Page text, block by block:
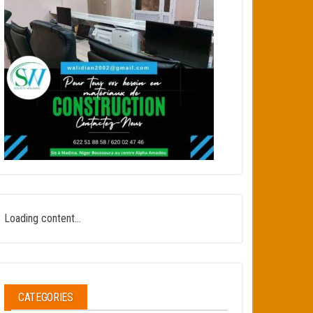
Loading content...
CATEGORIES